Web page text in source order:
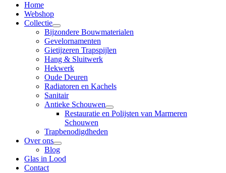
Home
Webshop
Collectie
Bijzondere Bouwmaterialen
Gevelornamenten
Gietijzeren Trapspijlen
Hang & Sluitwerk
Hekwerk
Oude Deuren
Radiatoren en Kachels
Sanitair
Antieke Schouwen
Restauratie en Polijsten van Marmeren
Schouwen
Trapbenodigdheden
Over ons
Blog
Glas in Lood
Contact